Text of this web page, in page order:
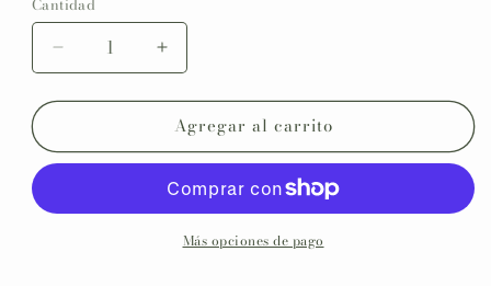
Reducir
cantidad
para
autoadhesivas
COLECCIÓN
HOJITAS
Aumentar
cantidad
para
Etiquetas
autoadhesivas
COLECCIÓN
HOJITAS
Agregar al carrito
Más opciones de pago